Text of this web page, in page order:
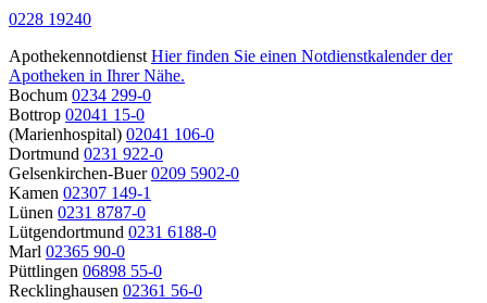
0228 19240
Apothekennotdienst Hier finden Sie einen Notdienstkalender der
Apotheken in Ihrer Nähe.
Bochum 0234 299-0
Bottrop 02041 15-0
(Marienhospital) 02041 106-0
Dortmund 0231 922-0
Gelsenkirchen-Buer 0209 5902-0
Kamen 02307 149-1
Lünen 0231 8787-0
Lütgendortmund 0231 6188-0
Marl 02365 90-0
Püttlingen 06898 55-0
Recklinghausen 02361 56-0